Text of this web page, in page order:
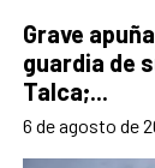
Grave
guardia de
Talca;...
6 de agosto de